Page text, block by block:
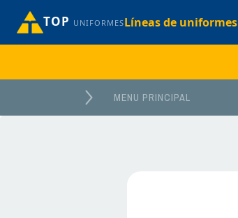
TOP UNIFORMESLíneas de uniformes
MENU PRINCIPAL